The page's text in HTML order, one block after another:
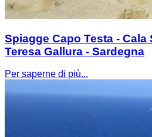
Spiagge Capo Testa - Cala
Teresa Gallura - Sardegna
Per saperne di più...